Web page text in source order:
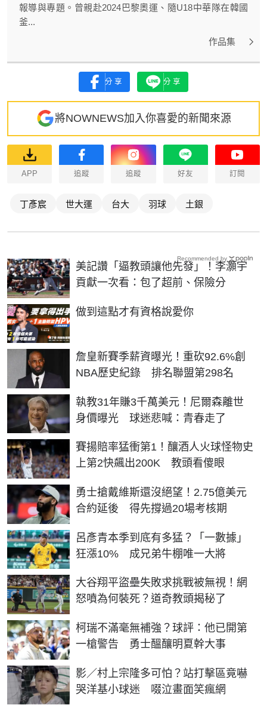
報導與專題。曾親赴2024巴黎奧運、隨U18中華隊在韓國
釜...
作品集
分享 分享
將NOWNEWS加入你喜愛的新聞來源
APP 追蹤 追蹤 好友 訂閱
丁彥宸 世大運 台大 羽球 土銀
美記讚「逼教頭讓他先發」！李灝宇
貢獻一次看：包了超前、保險分
做到這點才有資格說愛你
PR
詹皇新賽季薪資曝光！重砍92.6%創
NBA歷史紀錄 排名聯盟第298名
執教31年賺3千萬美元！尼爾森離世
身價曝光 球迷悲喊：青春走了
賽揚賠率猛衝第1！釀酒人火球怪物史
上第2快飆出200K 教頭看傻眼
勇士搶戴維斯還沒絕望！2.75億美元
合約延後 得先撐過20場考核期
呂彥青本季到底有多猛？「一數據」
狂漲10% 成兄弟牛棚唯一大將
大谷翔平盜壘失敗求挑戰被無視！網
怒噴為何裝死？道奇教頭揭秘了
柯瑞不滿毫無補強？球評：他已開第
一槍警告 勇士醞釀明夏幹大事
影／村上宗隆多可怕？站打擊區竟嚇
哭洋基小球迷 啜泣畫面笑瘋網
Recommended by